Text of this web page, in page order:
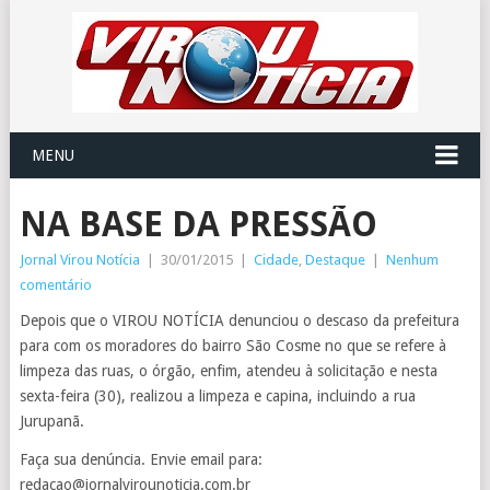
MENU
NA BASE DA PRESSÃO
Jornal Virou Notícia 30/01/2015 Cidade, Destaque
Nenhum
comentário
Depois que o VIROU NOTÍCIA denunciou o descaso da prefeitura
para com os moradores do bairro São Cosme no que se refere à
limpeza das ruas, o órgão, enfim, atendeu à solicitação e nesta
sexta-feira (30), realizou a limpeza e capina, incluindo a rua
Jurupanã.
Faça sua denúncia. Envie email para:
redacao@jornalvirounoticia.com.br